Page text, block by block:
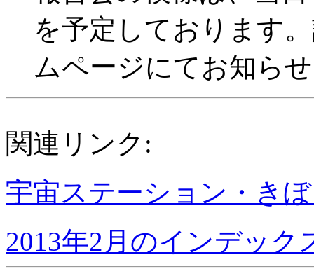
を予定しております
ムページにてお知ら
関連リンク:
宇宙ステーション・き
2013年2月のインデック